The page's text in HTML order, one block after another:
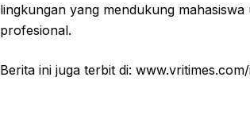
lingkungan yang mendukung
profesional.
Berita ini juga terbit di: